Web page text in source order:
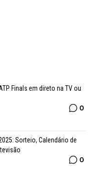
Finals em direto na TV ou
0
Sorteio, Calendário de
0